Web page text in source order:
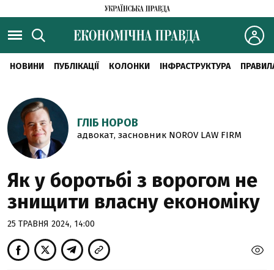
НОВИНИ ПУБЛІКАЦІЇ КОЛОНКИ ІНФРАСТРУКТУРА
ГЛІБ НОРОВ
адвокат, засновник NOROV LAW FIRM
Як у боротьбі з ворогом не
знищити власну економіку
25 ТРАВНЯ 2024, 14:00